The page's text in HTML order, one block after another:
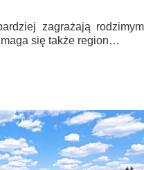
zagrażają rodzimym
się także region…